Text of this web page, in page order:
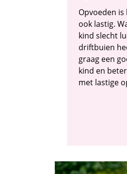
Opvoeden
ook lastig.
kind slecht
driftbuien
graag een
kind en
met lastige